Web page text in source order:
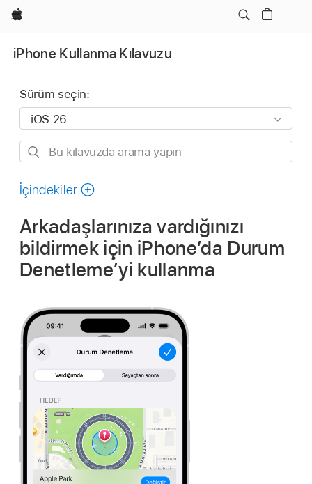
wzlhp
iPhone Kullanma Kılavuzu
Sürüm seçin:
Bu
arama
İçindekiler
Arkadaşlarınıza vardığınızı
bildirmek için iPhone’da Durum
Denetleme’yi kullanma